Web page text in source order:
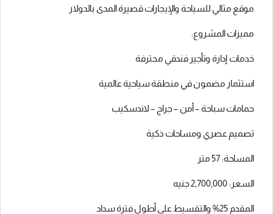
موقع مثالي للسياحة والإيجارات قصيرة المدى بالدولار
مميزات المشروع:
خدمات إدارة وتأجير فندقي محترفة
استثمار مضمون في منطقة سياحية عالمية
حمامات سباحة – أمن – جراج – لاندسكيب
تصميم عصري ومساحات ذكية
المساحة: 57 متر
السعر: 2,700,000 جنيه
المقدم 25% والتقسيط على أطول فترة سداد